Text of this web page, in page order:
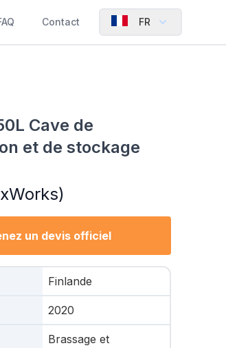
Contact FR
Cave de
et de stockage
un devis officiel
Finlande
2020
Brassage et